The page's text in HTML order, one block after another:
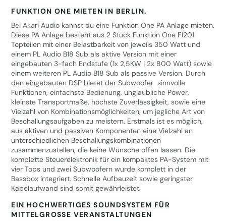
FUNKTION ONE MIETEN IN BERLIN.
Bei Akari Audio kannst du eine Funktion One PA Anlage mieten.
Diese PA Anlage besteht aus 2 Stück Funktion One F1201
Topteilen mit einer Belastbarkeit von jeweils 350 Watt und
einem PL Audio B18 Sub als aktive Version mit einer
eingebauten 3-fach Endstufe (1x 2,5KW | 2x 800 Watt) sowie
einem weiteren PL Audio B18 Sub als passive Version. Durch
den eingebauten DSP bietet der Subwoofer sinnvolle
Funktionen, einfachste Bedienung, unglaubliche Power,
kleinste Transportmaße, höchste Zuverlässigkeit, sowie eine
Vielzahl von Kombinationsmöglichkeiten, um jegliche Art von
Beschallungsaufgaben zu meistern. Erstmals ist es möglich,
aus aktiven und passiven Komponenten eine Vielzahl an
unterschiedlichen Beschallungskombinationen
zusammenzustellen, die keine Wünsche offen lassen. Die
komplette Steuerelektronik für ein kompaktes PA-System mit
vier Tops und zwei Subwoofern wurde komplett in der
Bassbox integriert. Schnelle Aufbauzeit sowie geringster
Kabelaufwand sind somit gewährleistet.
EIN HOCHWERTIGES SOUNDSYSTEM FÜR
MITTELGROSSE VERANSTALTUNGEN